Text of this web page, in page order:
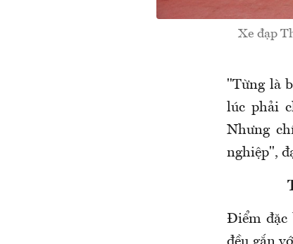
Xe đạp
"Từng là
lúc phải
Nhưng
nghiệp",
Điểm đặc